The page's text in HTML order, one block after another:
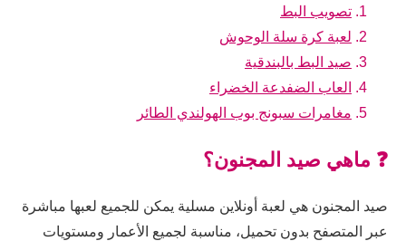
تصويب البط
لعبة كرة سلة الوحوش
صيد البط بالبندقية
العاب الضفدعة الخضراء
مغامرات سبونج بوب الهولندي الطائر
❓ ماهي صيد المجنون؟
صيد المجنون هي لعبة أونلاين مسلية يمكن للجميع لعبها مباشرة
عبر المتصفح بدون تحميل، مناسبة لجميع الأعمار ومستويات